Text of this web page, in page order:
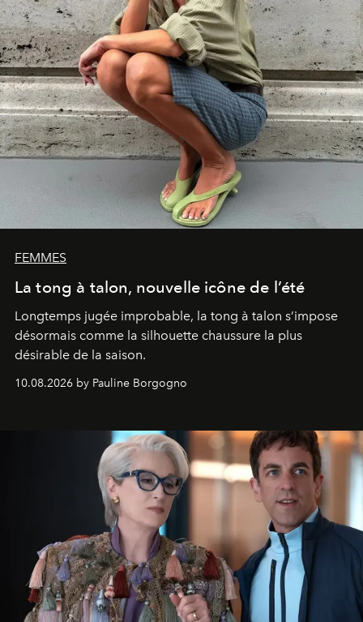
FEMMES
La tong à talon, nouvelle icône de l’été
Longtemps jugée improbable, la tong à talon s’impose
désormais comme la silhouette chaussure la plus
désirable de la saison.
10.08.2026 by Pauline Borgogno